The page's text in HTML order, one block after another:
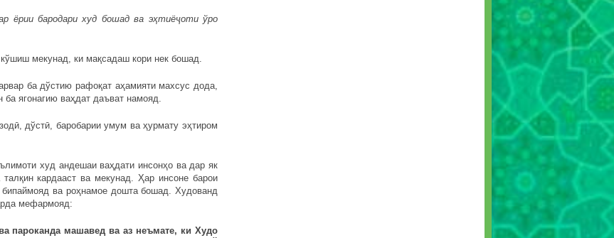
ёрии бародари худ бошад ва эҳтиёҷоти ўро
мекунад, ки мақсадаш кори нек бошад.
ба дўстию рафоқат аҳамияти махсус дода,
ягонагию ваҳдат даъват намояд.
дўстӣ, баробарии умум ва ҳурмату эҳтиром
худ андешаи ваҳдати инсонҳо ва дар як
кардааст ва мекунад. Ҳар инсоне барои
ва роҳнамое дошта бошад. Худованд
мефармояд:
пароканда машавед ва аз неъмате, ки Худо